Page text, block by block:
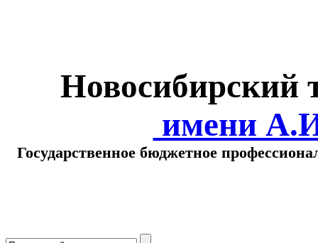
Новосибирский
имени
Государственное бюджетное